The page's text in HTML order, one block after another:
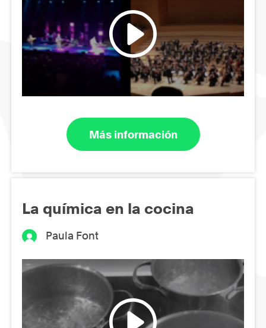
Más información
La química en la cocina
Paula Font